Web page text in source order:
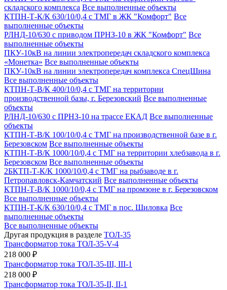
складского комплекса Все выполненные объекты
КТПН-Т-К/К 630/10/0,4 с ТМГ в ЖК "Комфорт" Все
выполненные объекты
РЛНД-10/630 с приводом ПРНЗ-10 в ЖК "Комфорт" Все
выполненные объекты
ПКУ-10кВ на линии электропередач складского комплекса
«Монетка» Все выполненные объекты
ПКУ-10кВ на линии электропередач комплекса СпецШина
Все выполненные объекты
КТПН-Т-В/К 400/10/0,4 с ТМГ на территории
производственной базы, г. Березовский Все выполненные
объекты
РЛНД-10/630 с ПРНЗ-10 на трассе ЕКАД Все выполненные
объекты
КТПН-Т-В/К 100/10/0,4 с ТМГ на производственной базе в г.
Березовском Все выполненные объекты
КТПН-Т-В/К 1000/10/0,4 с ТМГ на территории хлебзавода в г.
Березовском Все выполненные объекты
2БКТП-Т-К/К 1000/10/0,4 с ТМГ на рыбзаводе в г.
Петропавловск-Камчатский Все выполненные объекты
КТПН-Т-В/К 1000/10/0,4 с ТМГ на промзоне в г. Березовском
Все выполненные объекты
КТПН-Т-К/К 630/10/0,4 с ТМГ в пос. Шиловка Все
выполненные объекты
Все выполненные объекты
Другая продукция в разделе ТОЛ-35
Трансформатор тока ТОЛ-35-V-4
218 000 ₽
Трансформатор тока ТОЛ-35-III, III-1
218 000 ₽
Трансформатор тока ТОЛ-35-II, II-1